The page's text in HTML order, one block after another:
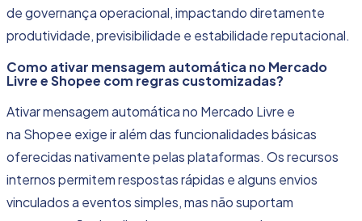
de governança operacional, impactando diretamente
produtividade, previsibilidade e estabilidade reputacional.
Como ativar mensagem automática no Mercado
Livre e Shopee com regras customizadas?
Ativar mensagem automática no Mercado Livre e
na Shopee exige ir além das funcionalidades básicas
oferecidas nativamente pelas plataformas. Os recursos
internos permitemrespostas rápidas e alguns envios
vinculados a eventos simples, mas não suportam